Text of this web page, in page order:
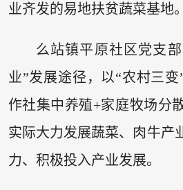
业齐发的易地扶贫蔬菜基地。
么站镇平原社区党支
业”发展途径，以“农村三
作社集中养殖+家庭牧场分
实际大力发展蔬菜、肉牛产
力、积极投入产业发展。